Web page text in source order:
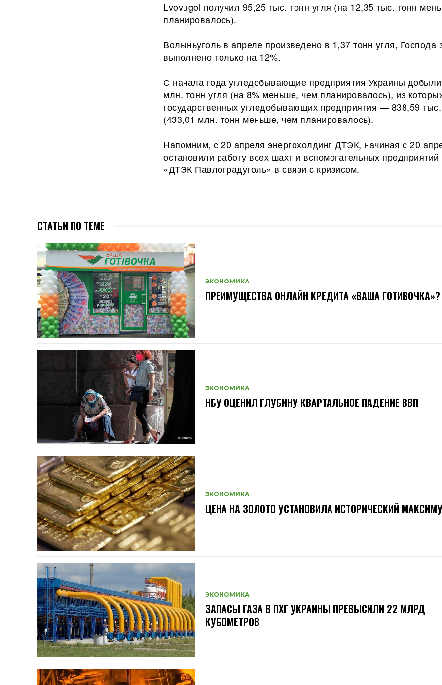
Lvovugol получил 95,25 тыс. тонн угля (на 12,35 тыс. тонн
планировалось).
Волыньуголь в апреле произведено в 1,37 тонн угля, Господа
выполнено только на 12%.
С начала года угледобывающие предприятия Украины
млн. тонн угля (на 8% меньше, чем планировалось), из
государственных угледобывающих предприятия — 838,59
(433,01 млн. тонн меньше, чем планировалось).
Напомним, с 20 апреля энергохолдинг ДТЭК, начиная с 20
остановили работу всех шахт и вспомогательных
«ДТЭК Павлоградуголь» в связи с кризисом.
СТАТЬИ ПО ТЕМЕ
ЭКОНОМИКА
ПРЕИМУЩЕСТВА ОНЛАЙН КРЕДИТА «ВАША ГОТИВОЧКА»?
ЭКОНОМИКА
НБУ ОЦЕНИЛ ГЛУБИНУ КВАРТАЛЬНОЕ ПАДЕНИЕ ВВП
ЭКОНОМИКА
ЦЕНА НА ЗОЛОТО УСТАНОВИЛА ИСТОРИЧЕСКИЙ
ЭКОНОМИКА
ЗАПАСЫ ГАЗА В ПХГ УКРАИНЫ ПРЕВЫСИЛИ 22 МЛРД
КУБОМЕТРОВ